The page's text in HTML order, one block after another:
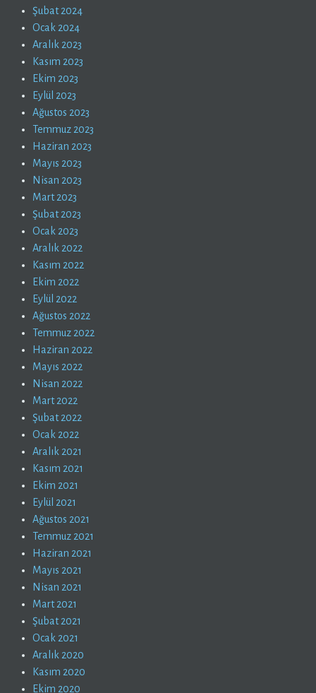
Şubat 2024
Ocak 2024
Aralık 2023
Kasım 2023
Ekim 2023
Eylül 2023
Ağustos 2023
Temmuz 2023
Haziran 2023
Mayıs 2023
Nisan 2023
Mart 2023
Şubat 2023
Ocak 2023
Aralık 2022
Kasım 2022
Ekim 2022
Eylül 2022
Ağustos 2022
Temmuz 2022
Haziran 2022
Mayıs 2022
Nisan 2022
Mart 2022
Şubat 2022
Ocak 2022
Aralık 2021
Kasım 2021
Ekim 2021
Eylül 2021
Ağustos 2021
Temmuz 2021
Haziran 2021
Mayıs 2021
Nisan 2021
Mart 2021
Şubat 2021
Ocak 2021
Aralık 2020
Kasım 2020
Ekim 2020